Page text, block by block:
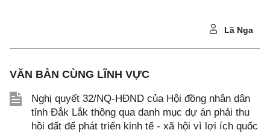
Lã Nga
VĂN BẢN CÙNG LĨNH VỰC
Nghị quyết 32/NQ-HĐND của Hội đồng nhân dân
tỉnh Đắk Lắk thông qua danh mục dự án phải thu
hồi đất để phát triển kinh tế - xã hội vì lợi ích quốc